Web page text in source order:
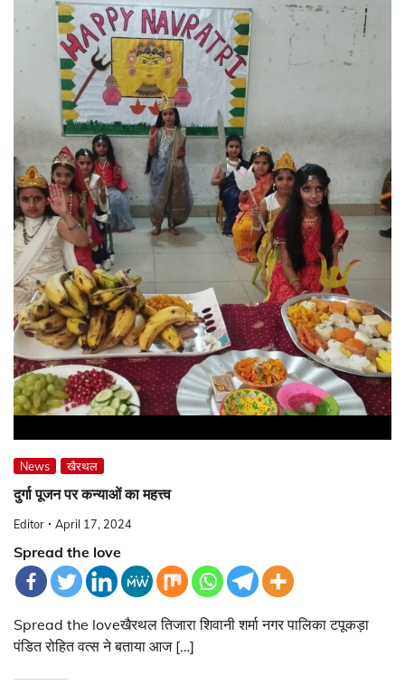
News खैरथल
दुर्गा पूजन पर कन्याओं का महत्त्व
Editor April 17, 2024
Spread the love
Spread the loveखैरथल तिजारा शिवानी शर्मा नगर पालिका टपूकड़ा
पंडित रोहित वत्स ने बताया आज […]